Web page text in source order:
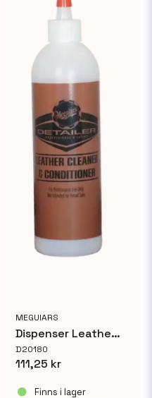
MEGUIARS
Dispenser Leather Cleaner & Conditioner
D20180
111,25 kr
Finns i lager